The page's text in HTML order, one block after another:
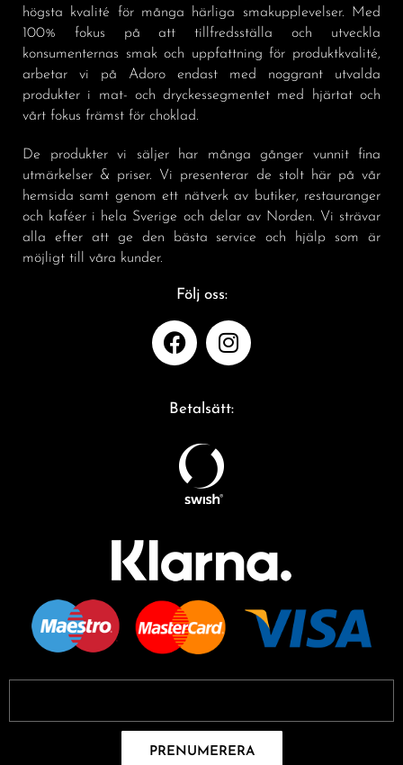
högsta kvalité för många härliga smakupplevelser. Med
100% fokus på att tillfredsställa och utveckla
konsumenternas smak och uppfattning för produktkvalité,
arbetar vi på Adoro endast med noggrant utvalda
produkter i mat- och dryckessegmentet med hjärtat och
vårt fokus främst för choklad.
De produkter vi säljer har många gånger vunnit fina
utmärkelser & priser. Vi presenterar de stolt här på vår
hemsida samt genom ett nätverk av butiker, restauranger
och kaféer i hela Sverige och delar av Norden. Vi strävar
alla efter att ge den bästa service och hjälp som är
möjligt till våra kunder.
Följ oss:
Betalsätt:
PRENUMERERA